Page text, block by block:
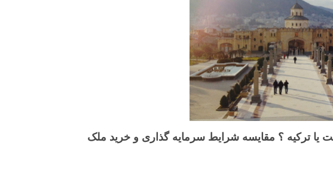
یا ترکیه ؟ مقایسه شرایط سرمایه گذاری و خرید ملک